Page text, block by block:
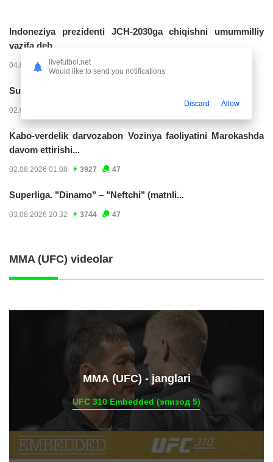
Indoneziya prezidenti JCH-2030ga chiqishni umummilliy
vazifa deb...
04.08.2026 02:11 14256
Superliga. “Buxoro” - “Lokomotiv”...
02.08.2026 03:08
Kabo-verdelik darvozabon Vozinya faoliyatini Marokashda
davom ettirishi...
02.08.2026 01:08 3927 47
Superliga. "Dinamo" – "Neftchi" (matnli...
03.08.2026 20:32 3744 47
MMA (UFC) videolar
ММА (UFC) - janglari
UFC 310 Embedded (эпизод 5)
livefutbol.net
Would like to send you notifications
Discard Allow